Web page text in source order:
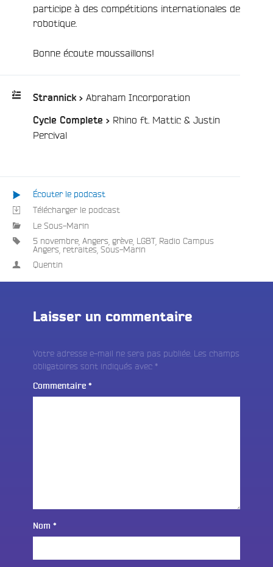
participe à des compétitions internationales de
robotique.
Bonne écoute moussaillons!
Playlist
:
Strannick > Abraham Incorporation
Cycle Complete > Rhino ft. Mattic & Justin
Percival/
Écouter le podcast
Télécharger le podcast
Le Sous-Marin
5 novembre Angers grève LGBT Radio Campus
Angers retraites Sous-Marin
Quentin
Laisser un commentaire
Votre adresse e-mail ne sera pas publiée. Les champs
obligatoires sont indiqués avec *
Commentaire *
Nom *